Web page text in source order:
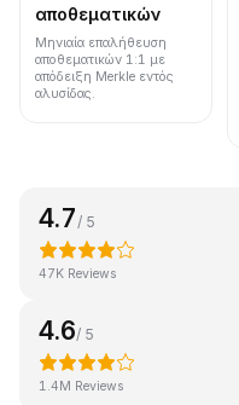
αποθεματικών
Μηνιαία επαλήθευση
αποθεματικών 1:1 με
απόδειξη Merkle εντός
αλυσίδας.
4.7/ 5
47K Reviews
4.6/ 5
1.4M Reviews